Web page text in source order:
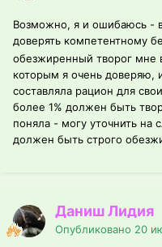
Возможно, я и ошибаюсь -
доверять компетентному
обезжиренный творог мне
которым я очень доверяю,
составляла рацион для
более 1% должен быть
поняла - могу уточнить
должен быть строго
Даниш Лидия
Опубликовано 20